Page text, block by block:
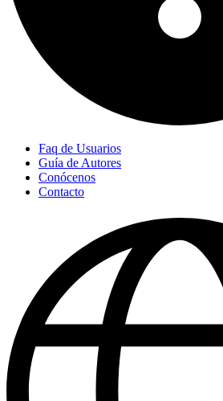
Faq de Usuarios
Guía de Autores
Conócenos
Contacto